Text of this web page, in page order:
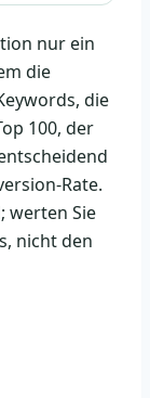
nur ein
die
die
100, der
Rate.
werten Sie
nicht den